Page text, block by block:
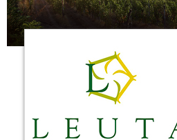
nasce idealmente nel
si affianca molto presto Enzo. Dopo oltre
soprattutto in Toscana, terra dalla
attratti, ai 2 ha di vigneto in Vallagarina si